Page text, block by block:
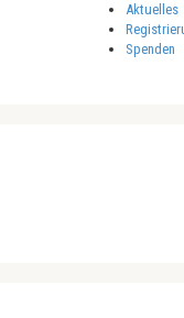
Aktuelles
Spenden